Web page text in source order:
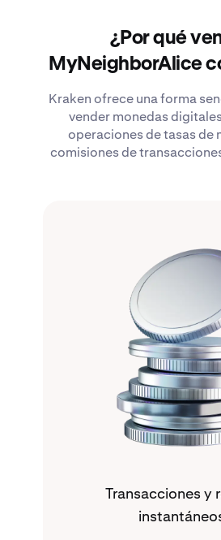
¿Por qué
MyNeighborAlice
Kraken ofrece una forma
vender monedas
operaciones de tasas de
comisiones de
Transacciones y